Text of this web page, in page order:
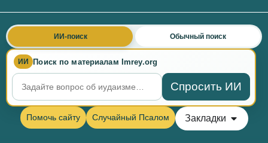
ИИ Поиск по материалам Imrey.org
Спросить ИИ
ИИ-поиск Обычный поиск
Помочь сайту Случайный Псалом Закладки